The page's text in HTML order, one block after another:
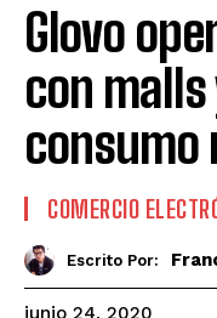
Glovo
con
consumo
COMERCIO
Escrito Por:
junio 24, 2020